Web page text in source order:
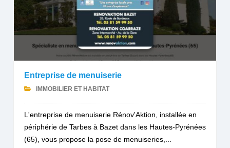
Entreprise de menuiserie
IMMOBILIER ET HABITAT
L'entreprise de menuiserie Rénov'Aktion, installée en
périphérie de Tarbes à Bazet dans les Hautes-Pyrénées
(65), vous propose la pose de menuiseries,...